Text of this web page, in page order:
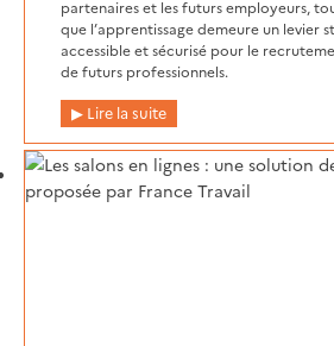
partenaires et les futurs employeurs,
que l’apprentissage demeure un levier
accessible et sécurisé pour le
de futurs professionnels.
Lire la suite